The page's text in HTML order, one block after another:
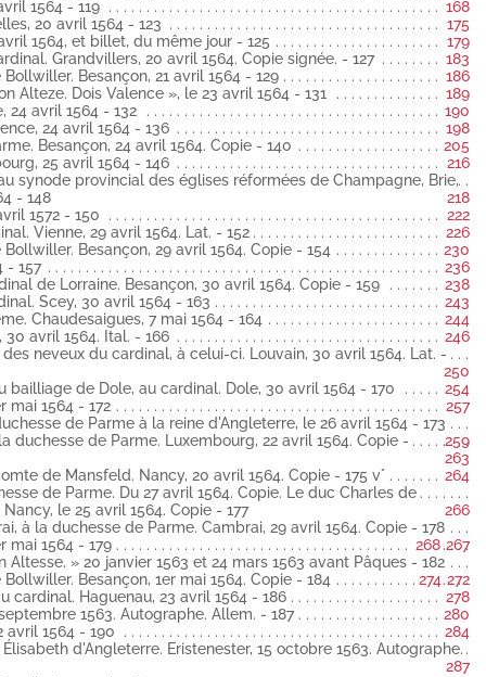
18 avril 1564 espagnol
Besançon, 18 avril 1564 latin
au cardinal. Haguenau, 18 avril 1564 latin
Landrecies, 18 avril 1564 latin
Besançon, 19 avril 1564 latin
Besançon, 19 avril 1564 latin
cardinal. Thou-sur-Marne, 20 avril 1564 latin
20 avril 1564 latin
cardinal. Bruxelles, 20 avril 1564 latin
au cardinal. Pedrola, 20 avril 1564 espagnol
20 avril 1564 latin
Bruxelles, 20 avril 1564 latin
Bruxelles, 20 avril 1564, et billet, du même jour latin
au cardinal. Grandvillers, 20 avril 1564 latin
de Bollwiller. Besançon, 21 avril 1564 latin
à Son Alteze. Dois Valence », le 23 avril 1564 latin
Valence, 24 avril 1564 latin
Valence, 24 avril 1564 latin
de Parme. Besançon, 24 avril 1564 latin
Augsbourg, 25 avril 1564 latin
traité au synode provincial des églises réformées de
etc. » 27 avril 1564 latin
29 avril 1572 latin
cardinal. Vienne, 29 avril 1564 latin
de Bollwiller. Besançon, 29 avril 1564 latin
1564 latin
1564 - 119
168
20 avril 1564 - 123
175
1564, et billet, du même jour - 125
179
Grandvillers, 20 avril 1564. Copie signée. - 127
183
Besançon, 21 avril 1564 - 129
186
Alteze. Dois Valence », le 23 avril 1564 - 131
189
24 avril 1564 - 132
190
24 avril 1564 - 136
198
Besançon, 24 avril 1564. Copie - 140
205
25 avril 1564 - 146
216
synode provincial des églises réformées de Champagne, Brie,
- 148
218
1572 - 150
222
Vienne, 29 avril 1564. Lat. - 152
226
Besançon, 29 avril 1564. Copie - 154
230
- 157
236
de Lorraine. Besançon, 30 avril 1564. Copie - 159
238
Scey, 30 avril 1564 - 163
243
Chaudesaigues, 7 mai 1564 - 164
244
avril 1564. Ital. - 166
246
neveux du cardinal, à celui-ci. Louvain, 30 avril 1564. Lat. -
250
bailliage de Dole, au cardinal. Dole, 30 avril 1564 - 170
254
mai 1564 - 172
257
de Parme à la reine d'Angleterre, le 26 avril 1564 - 173
259
duchesse de Parme. Luxembourg, 22 avril 1564. Copie -
263
de Mansfeld. Nancy, 20 avril 1564. Copie - 175 v°
264
de Parme. Du 27 avril 1564. Copie. Le duc Charles de
le 25 avril 1564. Copie - 177
266
à la duchesse de Parme. Cambrai, 29 avril 1564. Copie - 178
267
mai 1564 - 179
268
» 20 janvier 1563 et 24 mars 1563 avant Pâques - 182
272
Besançon, 1er mai 1564. Copie - 184
274
cardinal. Haguenau, 23 avril 1564 - 186
278
1563. Autographe. Allem. - 187
280
avril 1564 - 190
284
d'Angleterre. Eristenester, 15 octobre 1563. Autographe.
287